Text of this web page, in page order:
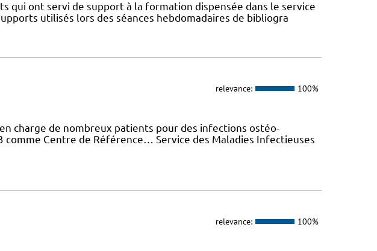
qui ont servi de support à la formation dispensée dans le service
utilisés lors des séances hebdomadaires de bibliogra
relevance: 100%
charge de nombreux patients pour des infections ostéo-
Centre de Référence… Service des Maladies Infectieuses
relevance: 100%